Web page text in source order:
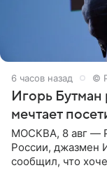
6 часов назад ©
Игорь Бутман
мечтает
МОСКВА, 8 авг —
России, джазмен
сообщил, что